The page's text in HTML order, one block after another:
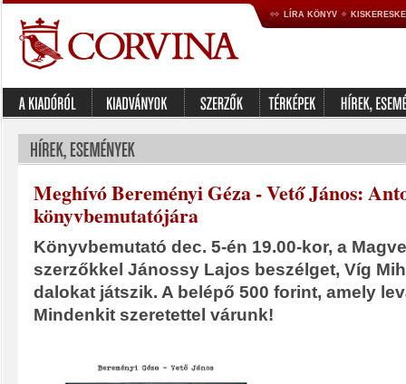
LÍRA KÖNYV
Meghívó Bereményi Géza - Vető János:
könyvbemutatójára
Könyvbemutató dec. 5-én 19.00-kor, a
szerzőkkel Jánossy Lajos beszélget, Víg
dalokat játszik. A belépő 500 forint, amely
Mindenkit szeretettel várunk!